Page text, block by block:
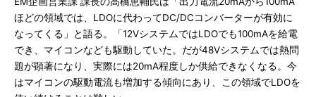
ほどの領域では、LDOに代わってDC/DCコンバーターが有効に
なってくる」と語る。「12VシステムではLDOでも100mAを給電
でき、マイコンなども駆動していた。だが48Vシステムでは熱問
題が顕著になり、実際には20mA程度しか供給できなくなる。今
はマイコンの駆動電流も増加する傾向にあり、この領域でLDOを